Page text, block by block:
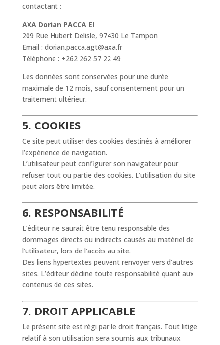
contactant :
AXA Dorian PACCA EI
209 Rue Hubert Delisle, 97430 Le Tampon
Email : dorian.pacca.agt@axa.fr
Téléphone : +262 262 57 22 49
Les données sont conservées pour une durée
maximale de 12 mois, sauf consentement pour un
traitement ultérieur.
5. COOKIES
Ce site peut utiliser des cookies destinés à améliorer
l’expérience de navigation.
L’utilisateur peut configurer son navigateur pour
refuser tout ou partie des cookies. L’utilisation du site
peut alors être limitée.
6. RESPONSABILITÉ
L’éditeur ne saurait être tenu responsable des
dommages directs ou indirects causés au matériel de
l’utilisateur, lors de l’accès au site.
Des liens hypertextes peuvent renvoyer vers d’autres
sites. L’éditeur décline toute responsabilité quant aux
contenus de ces sites.
7. DROIT APPLICABLE
Le présent site est régi par le droit français. Tout litige
relatif à son utilisation sera soumis aux tribunaux